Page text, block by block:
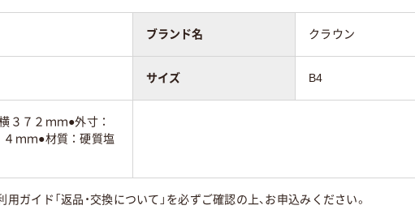
ブランド名 クラウン
サイズ B4
３７２ｍｍ●外寸：
ｍｍ●材質：硬質塩
用ガイド「返品・交換について」を必ずご確認の上、お申込みください。